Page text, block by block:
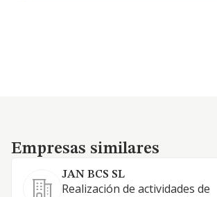
Empresas similares
Empresas similares
JAN BCS SL
Realización de actividades de